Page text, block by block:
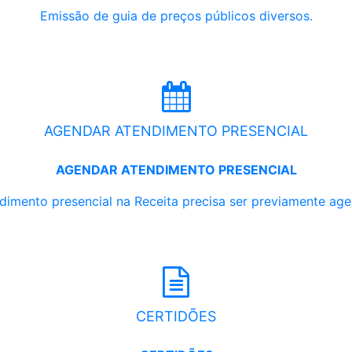
Emissão de guia de preços públicos diversos.
AGENDAR ATENDIMENTO PRESENCIAL
AGENDAR ATENDIMENTO PRESENCIAL
presencial na Receita precisa ser previamente
CERTIDÕES